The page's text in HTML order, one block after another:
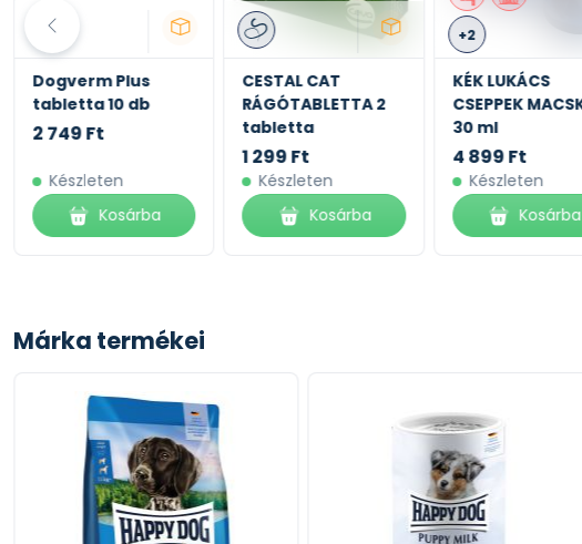
Dogverm Plus
tabletta 10 db
2 749 Ft
Készleten
Kosárba
CESTAL CAT
RÁGÓTABLETTA 2
tabletta
1 299 Ft
Készleten
Kosárba
+2
KÉK LUKÁCS
CSEPPEK
30 ml
4 899 Ft
Készleten
Kosárba
Márka termékei